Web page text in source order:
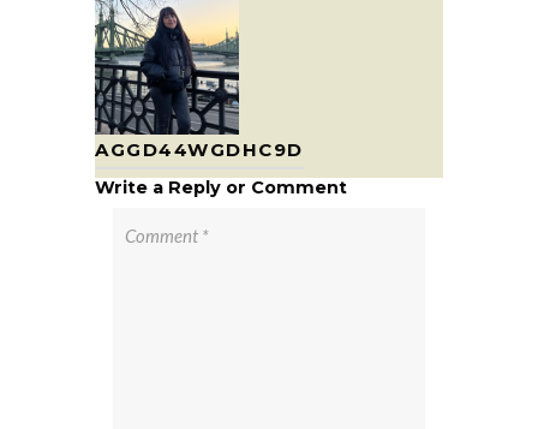
AGGD44WGDHC9D
Write a Reply or Comment